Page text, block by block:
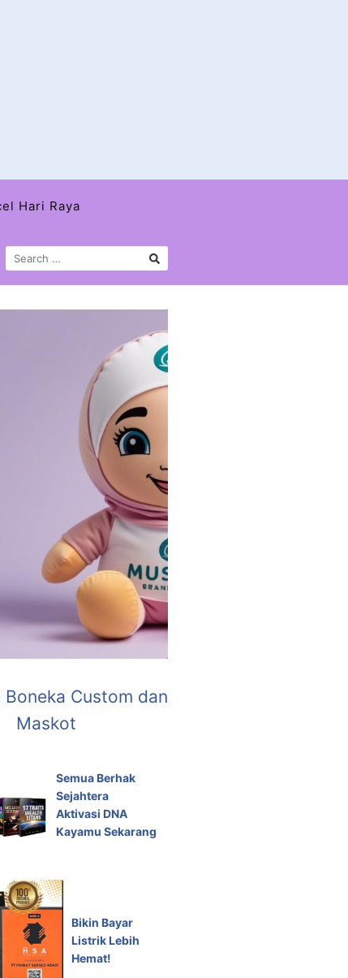
Hari Raya
Boneka Custom dan
Maskot
Semua Berhak
Sejahtera
Aktivasi DNA
Kayamu Sekarang
Bikin Bayar
Listrik Lebih
Hemat!